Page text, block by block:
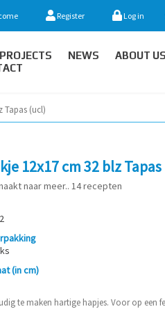
Register Log in
PROJECTS NEWS
ABOUT US
Tapas (ucl)
12x17 cm 32 blz
naar meer.. 14 recepten
(in cm)
te maken hartige hapjes. Voor op een